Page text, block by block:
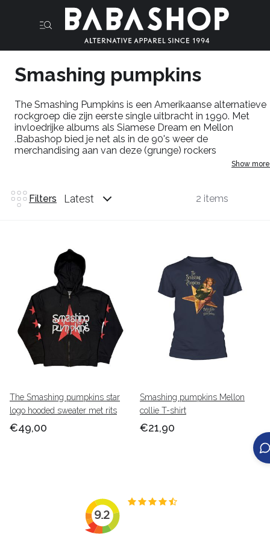
Smashing pumpkins
The Smashing Pumpkins is een Amerikaanse alternatieve
rockgroep die zijn eerste single uitbracht in 1990. Met
invloedrijke albums als Siamese Dream en Mellon
.Babashop bied je net als in de 90's weer de
merchandising aan van deze (grunge) rockers
Show more
Filters Latest 2 items
The Smashing pumpkins star
logo hooded sweater met rits
€49,00
Smashing pumpkins Mellon
collie T-shirt
€21,90